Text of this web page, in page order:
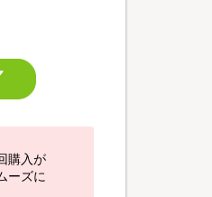
購入が
ーズに